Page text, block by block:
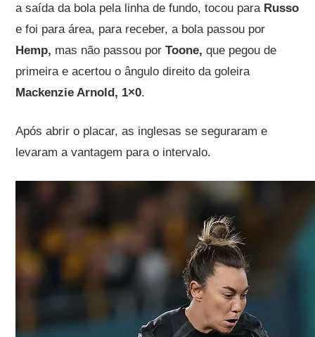
a saída da bola pela linha de fundo, tocou para Russo
e foi para área, para receber, a bola passou por
Hemp, mas não passou porToone,que pegou de
primeira e acertou o ângulo direito da goleira
Mackenzie Arnold, 1×0.
Após abrir o placar, as inglesas se seguraram e
levaram a vantagem para o intervalo.